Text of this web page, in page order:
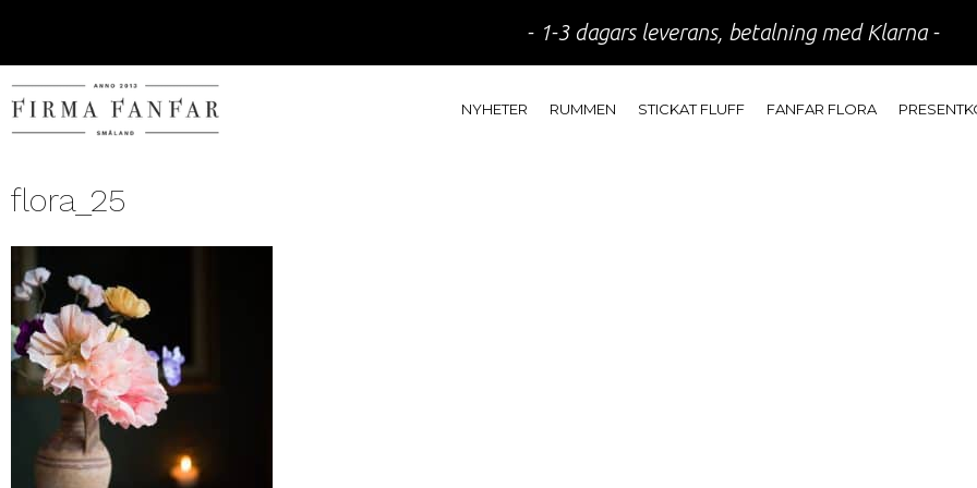
- 1-3 dagars leverans, betalning med Klarna -
NYHETER RUMMEN STICKAT FLUFF FANFAR FLORA
flora_25